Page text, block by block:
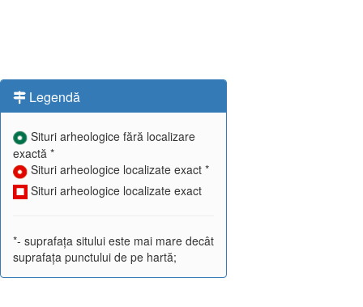
Legendă
Situri arheologice fără localizare
exactă *
Situri arheologice localizate exact *
Situri arheologice localizate exact
*- suprafața sitului este mai mare decât
suprafața punctului de pe hartă;